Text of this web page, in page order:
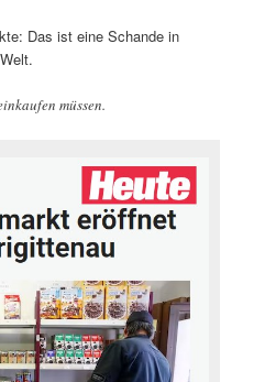
Das ist eine Schande in
müssen.